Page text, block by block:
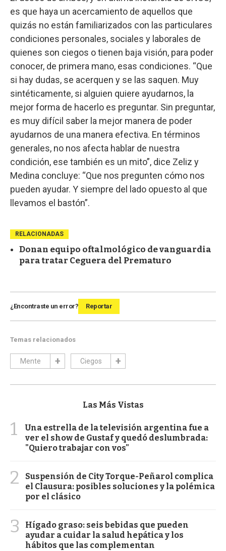
es que haya un acercamiento de aquellos que
quizás no están familiarizados con las particulares
condiciones personales, sociales y laborales de
quienes son ciegos o tienen baja visión, para poder
conocer, de primera mano, esas condiciones. “Que
si hay dudas, se acerquen y se las saquen. Muy
sintéticamente, si alguien quiere ayudarnos, la
mejor forma de hacerlo es preguntar. Sin preguntar,
es muy difícil saber la mejor manera de poder
ayudarnos de una manera efectiva. En términos
generales, no nos afecta hablar de nuestra
condición, ese también es un mito”, dice Zeliz y
Medina concluye: “Que nos pregunten cómo nos
pueden ayudar. Y siempre del lado opuesto al que
llevamos el bastón”.
RELACIONADAS
Donan equipo oftalmológico de vanguardia
para tratar Ceguera del Prematuro
¿Encontraste un error? Reportar
Temas relacionados
Mente Ciegos
Las Más Vistas
1
Una estrella de la televisión argentina fue a
ver el show de Gustaf y quedó deslumbrada:
"Quiero trabajar con vos"
2
Suspensión de City Torque-Peñarol complica
el Clausura: posibles soluciones y la polémica
por el clásico
3
Hígado graso: seis bebidas que pueden
ayudar a cuidar la salud hepática y los
hábitos que las complementan